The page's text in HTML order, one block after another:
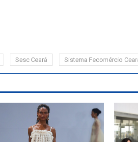
Sesc Ceará Sistema Fecomércio